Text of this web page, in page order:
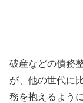
破産などの債務
が、他の世代に
務を抱えるよう